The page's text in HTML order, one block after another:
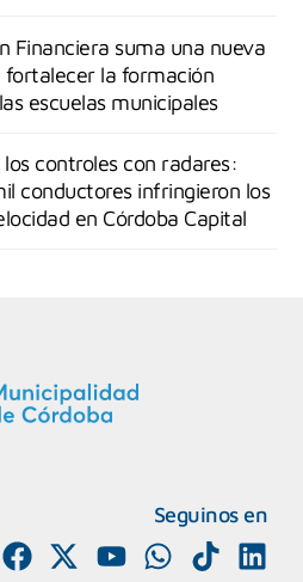
Financiera suma una nueva
fortalecer la formación
escuelas municipales
controles con radares:
conductores infringieron los
en Córdoba Capital
Seguinos en